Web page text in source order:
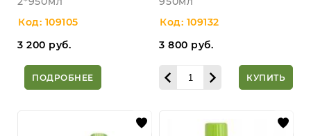
Код: 109105
3 200 руб.
ПОДРОБНЕЕ
Код: 109132
3 800 руб.
КУПИТЬ